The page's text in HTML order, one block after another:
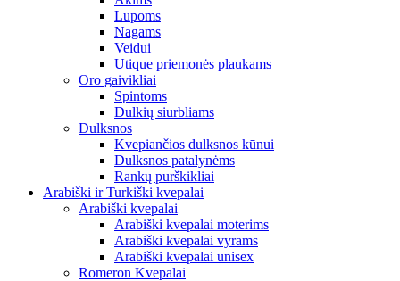
Lūpoms
Nagams
Veidui
Utique priemonės plaukams
Oro gaivikliai
Spintoms
Dulkių siurbliams
Dulksnos
Kvepiančios dulksnos kūnui
Dulksnos patalynėms
Rankų purškikliai
Arabiški ir Turkiški kvepalai
Arabiški kvepalai
Arabiški kvepalai moterims
Arabiški kvepalai vyrams
Arabiški kvepalai unisex
Romeron Kvepalai